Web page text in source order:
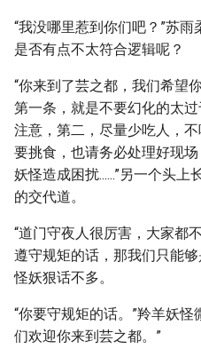
“我没哪里惹到你们吧？”苏雨
是否有点不太符合逻辑呢？
“你来到了芸之都，我们希望
第一条，就是不要幻化的太
注意，第二，尽量少吃人，
要挑食，也请务必处理好现
妖怪造成困扰......”另一个头
的交代道。
“道门守夜人很厉害，大家都
遵守规矩的话，那我们只能
怪妖狠话不多。
“你要守规矩的话。”羚羊妖
们欢迎你来到芸之都。”